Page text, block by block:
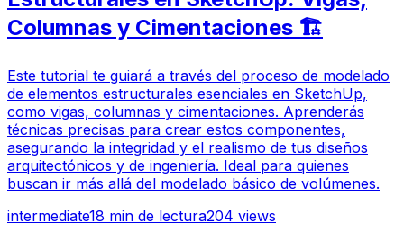
Columnas y Cimentaciones 🏗️
Este tutorial te guiará a través del proceso de modelado
de elementos estructurales esenciales en SketchUp,
como vigas, columnas y cimentaciones. Aprenderás
técnicas precisas para crear estos componentes,
asegurando la integridad y el realismo de tus diseños
arquitectónicos y de ingeniería. Ideal para quienes
buscan ir más allá del modelado básico de volúmenes.
intermediate18 min de lectura204 views